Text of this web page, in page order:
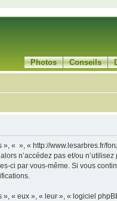
Photos Conseils
« », « http://www.lesarbres.fr/
n’accédez pas et/ou
ci par vous-même. Si vous
« eux », « leur », « logiciel